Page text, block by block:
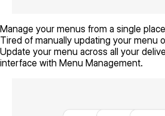
Manage your menus from a single place
Tired of manually updating your menu
Update your menu across all your
interface with Menu Management.